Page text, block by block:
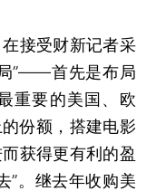
接受财新记者采
”——首先是布局
重要的美国、欧
份额，搭建电影
获得更有利的盈
”。继去年收购美